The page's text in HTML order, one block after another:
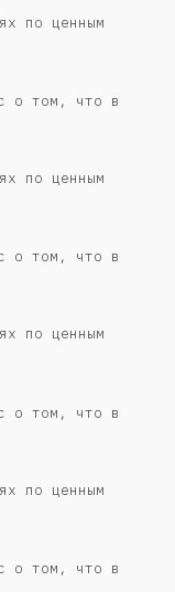
по ценным
о том, что в
по ценным
о том, что в
по ценным
о том, что в
по ценным
о том, что в